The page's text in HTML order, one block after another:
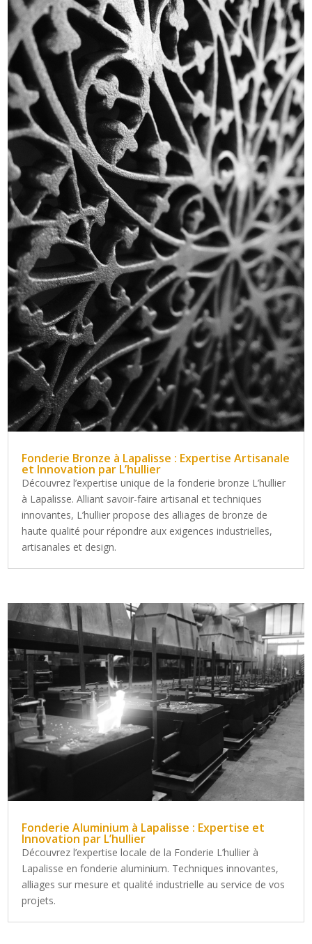
Fonderie Bronze à Lapalisse : Expertise Artisanale
et Innovation par L’hullier
Découvrez l’expertise unique de la fonderie bronze L’hullier
à Lapalisse. Alliant savoir-faire artisanal et techniques
innovantes, L’hullier propose des alliages de bronze de
haute qualité pour répondre aux exigences industrielles,
artisanales et design.
Fonderie Aluminium à Lapalisse : Expertise et
Innovation par L’hullier
Découvrez l’expertise locale de la Fonderie L’hullier à
Lapalisse en fonderie aluminium. Techniques innovantes,
alliages sur mesure et qualité industrielle au service de vos
projets.